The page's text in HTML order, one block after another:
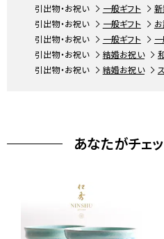
引出物・お祝い
一般ギフト
引出物・お祝い
一般ギフト
引出物・お祝い
一般ギフト
引出物・お祝い
結婚お祝い
引出物・お祝い
結婚お祝い
あなたがチェ